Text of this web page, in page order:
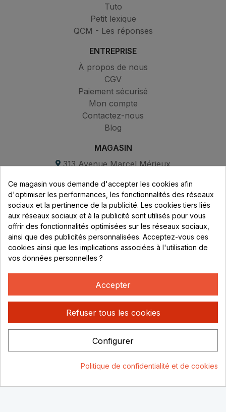
Tuto
Petit lexique
QCM - Les réponses
ENTREPRISE
À propos de nous
CGV
Paiement sécurisé
Mon compte
Contactez-nous
Blog
MAGASIN
313 Avenue Marcel Mérieux
69530 Brignais
Lundi au vendredi :
8h - 16h
uniquement sur Rendez-vous
CONTACT
04 78 37 00 68
contact@rhonephilatelie.fr
Un site conçu par :
Ce magasin vous demande d'accepter les cookies afin
d'optimiser les performances, les fonctionnalités des réseaux
sociaux et la pertinence de la publicité. Les cookies tiers liés
aux réseaux sociaux et à la publicité sont utilisés pour vous
offrir des fonctionnalités optimisées sur les réseaux sociaux,
ainsi que des publicités personnalisées. Acceptez-vous ces
cookies ainsi que les implications associées à l'utilisation de
vos données personnelles ?
Accepter
Refuser tous les cookies
Configurer
Politique de confidentialité et de cookies